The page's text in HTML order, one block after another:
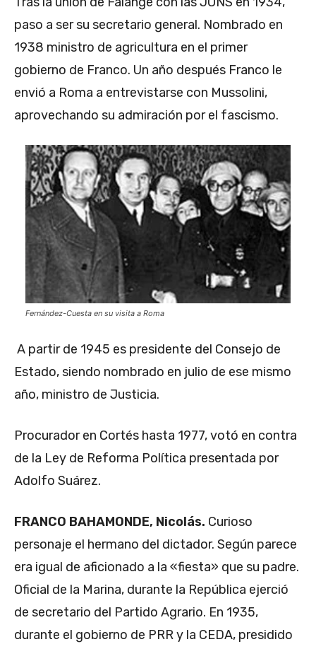
paso a ser su secretario general. Nombrado en
1938 ministro de agricultura en el primer
gobierno de Franco. Un año después Franco le
envió a Roma a entrevistarse con Mussolini,
aprovechando su admiración por el fascismo.
Fernández-Cuesta en su visita a Roma
A partir de 1945 es presidente del Consejo de
Estado, siendo nombrado en julio de ese mismo
año, ministro de Justicia.
Procurador en Cortés hasta 1977, votó en contra
de la Ley de Reforma Política presentada por
Adolfo Suárez.
FRANCO BAHAMONDE, Nicolás. Curioso
personaje el hermano del dictador. Según parece
era igual de aficionado a la «fiesta» que su padre.
Oficial de la Marina, durante la República ejerció
de secretario del Partido Agrario. En 1935,
durante el gobierno de PRR y la CEDA, presidido